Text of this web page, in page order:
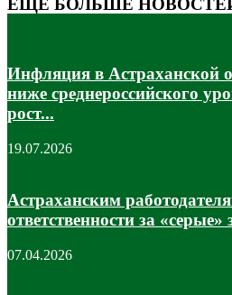
ЕЩЁ БОЛЬШЕ
Инфляция в Астраханской
ниже среднероссийского
рост...
19.07.2026
Астраханским
ответственности за
07.04.2026